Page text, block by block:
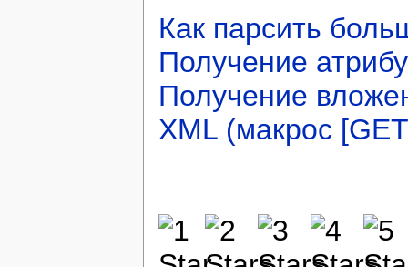
Как парсить
Получение
Получение
XML (макрос